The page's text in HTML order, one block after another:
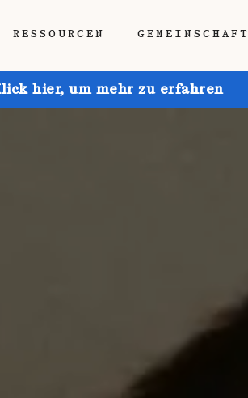
RESSOURCEN GEMEINSCHAFT
hier, um mehr zu erfahren